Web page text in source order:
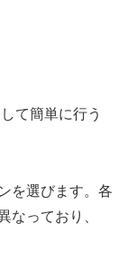
て簡単に行う
を選びます。各
なっており、